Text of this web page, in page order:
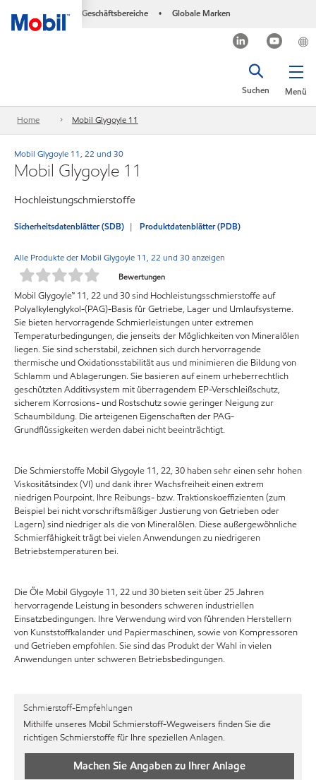
Geschäftsbereiche • Globale Marken
Menü
Suchen
Home Mobil Glygoyle 11
Mobil Glygoyle 11, 22 und 30
Mobil Glygoyle 11
Hochleistungschmierstoffe
Sicherheitsdatenblätter (SDB) Produktdatenblätter (PDB)
Alle Produkte der Mobil Glygoyle 11, 22 und 30 anzeigen
Bewertungen
Mobil Glygoyle™ 11, 22 und 30 sind Hochleistungsschmierstoffe auf
Polyalkylenglykol-(PAG)-Basis für Getriebe, Lager und Umlaufsysteme.
Sie bieten hervorragende Schmierleistungen unter extremen
Temperaturbedingungen, die jenseits der Möglichkeiten von Mineralölen
liegen. Sie sind scherstabil, zeichnen sich durch hervorragende
thermische und Oxidationsstabilität aus und minimieren die Bildung von
Schlamm und Ablagerungen. Sie basieren auf einem urheberrechtlich
geschützten Additivsystem mit überragendem EP-Verschleißschutz,
sicherem Korrosions- und Rostschutz sowie geringer Neigung zur
Schaumbildung. Die arteigenen Eigenschaften der PAG-
Grundflüssigkeiten werden dabei nicht beeinträchtigt.
Die Schmierstoffe Mobil Glygoyle 11, 22, 30 haben sehr einen sehr hohen
Viskositätsindex (VI) und dank ihrer Wachsfreiheit einen extrem
niedrigen Pourpoint. Ihre Reibungs- bzw. Traktionskoeffizienten (zum
Beispiel bei nicht vorschriftsmäßiger Justierung von Getrieben oder
Lagern) sind niedriger als die von Mineralölen. Diese außergewöhnliche
Schmierfähigkeit trägt bei vielen Anwendungen zu niedrigeren
Betriebstemperaturen bei.
Die Öle Mobil Glygoyle 11, 22 und 30 bieten seit über 25 Jahren
hervorragende Leistung in besonders schweren industriellen
Einsatzbedingungen. Ihre Verwendung wird von führenden Herstellern
von Kunststoffkalander und Papiermaschinen, sowie von Kompressoren
und Getrieben empfohlen. Sie sind das Produkt der Wahl in vielen
Anwendungen unter schweren Betriebsbedingungen.
Schmierstoff-Empfehlungen
Mithilfe unseres Mobil Schmierstoff-Wegweisers finden Sie die
richtigen Schmierstoffe für Ihre speziellen Anlagen.
Machen Sie Angaben zu Ihrer Anlage